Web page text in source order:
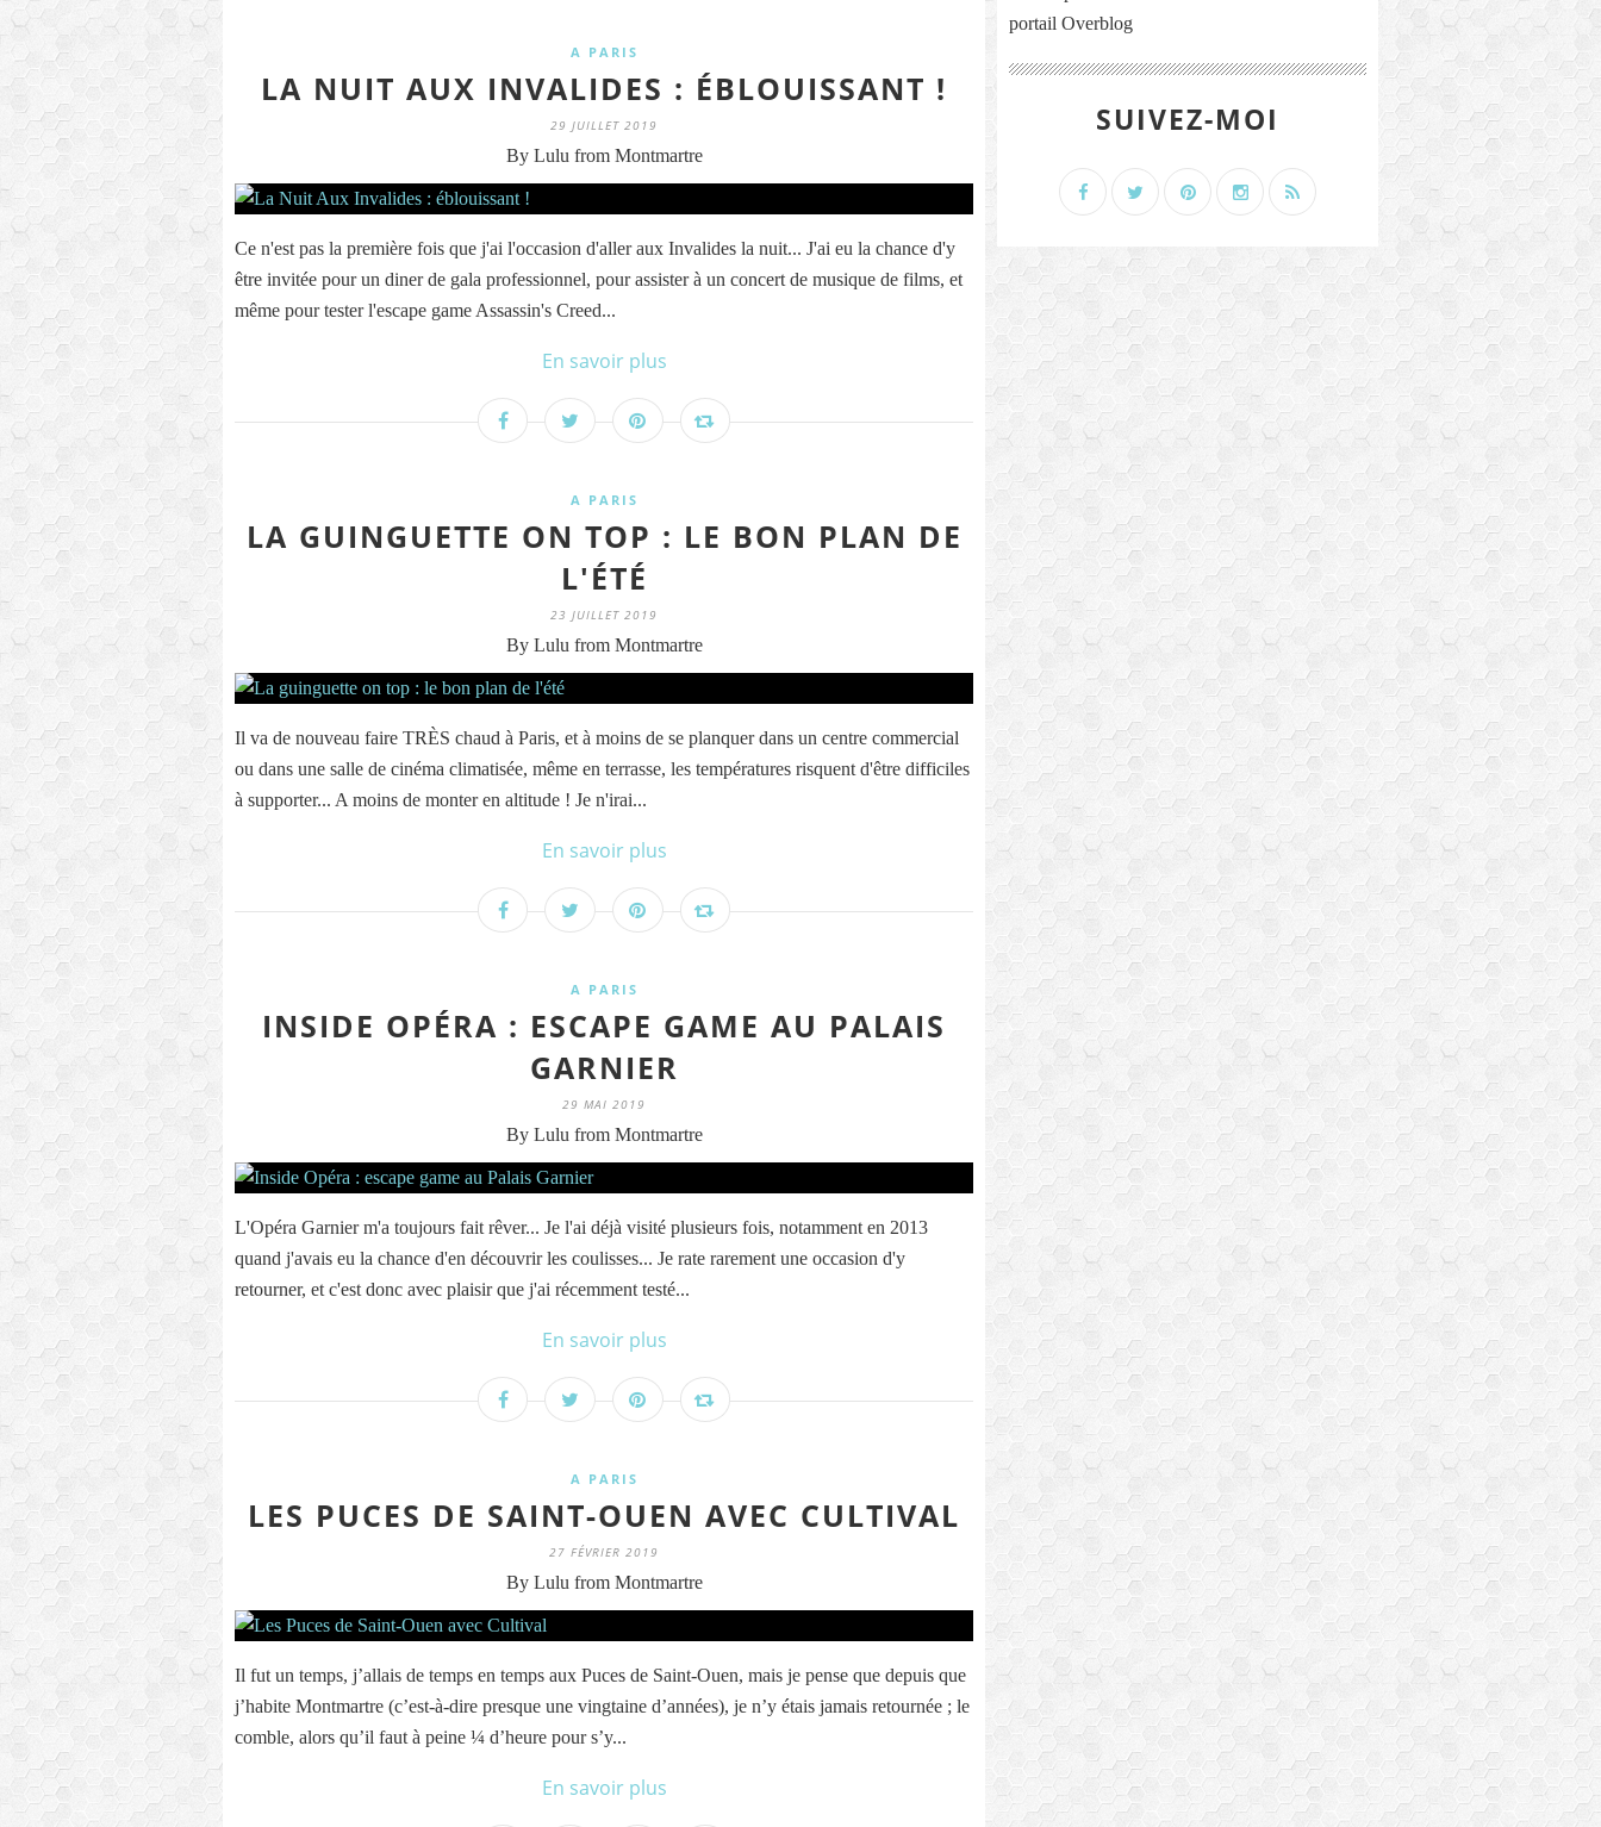
A PARIS
LA NUIT AUX INVALIDES : ÉBLOUISSANT !
29 JUILLET 2019
By Lulu from Montmartre
Ce n'est pas la première fois que j'ai l'occasion d'aller aux Invalides la nuit... J'ai eu la chance d'y
être invitée pour un diner de gala professionnel, pour assister à un concert de musique de films, et
même pour tester l'escape game Assassin's Creed...
En savoir plus
A PARIS
LA GUINGUETTE ON TOP : LE BON PLAN DE
L'ÉTÉ
23 JUILLET 2019
By Lulu from Montmartre
Il va de nouveau faire TRÈS chaud à Paris, et à moins de se planquer dans un centre commercial
ou dans une salle de cinéma climatisée, même en terrasse, les températures risquent d'être difficiles
à supporter... A moins de monter en altitude ! Je n'irai...
En savoir plus
A PARIS
INSIDE OPÉRA : ESCAPE GAME AU PALAIS
GARNIER
29 MAI 2019
By Lulu from Montmartre
L'Opéra Garnier m'a toujours fait rêver... Je l'ai déjà visité plusieurs fois, notamment en 2013
quand j'avais eu la chance d'en découvrir les coulisses... Je rate rarement une occasion d'y
retourner, et c'est donc avec plaisir que j'ai récemment testé...
En savoir plus
A PARIS
LES PUCES DE SAINT-OUEN AVEC CULTIVAL
27 FÉVRIER 2019
By Lulu from Montmartre
Il fut un temps, j’allais de temps en temps aux Puces de Saint-Ouen, mais je pense que depuis que
j’habite Montmartre (c’est-à-dire presque une vingtaine d’années), je n’y étais jamais retournée ; le
comble, alors qu’il faut à peine ¼ d’heure pour s’y...
En savoir plus
portail Overblog
SUIVEZ-MOI